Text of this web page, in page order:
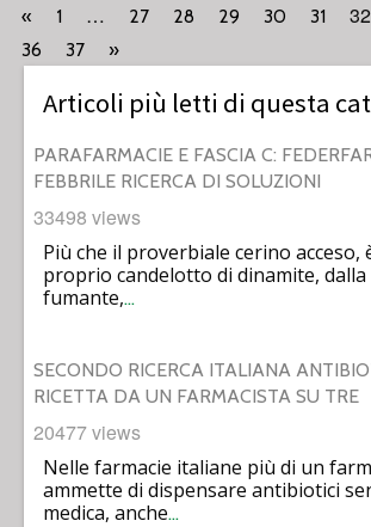
« 1 … 27 28 29 30 31 32
36
37 »
Articoli più letti di questa
PARAFARMACIE E FASCIA C:
FEBBRILE RICERCA DI SOLUZIONI
33498 views
Più che il proverbiale cerino acceso,
proprio candelotto di dinamite, dalla
fumante,…
SECONDO RICERCA ITALIANA
RICETTA DA UN FARMACISTA SU TRE
20477 views
Nelle farmacie italiane più di un
ammette di dispensare antibiotici
medica, anche…